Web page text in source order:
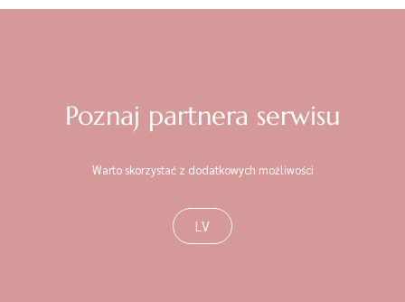
Poznaj partnera serwisu
Warto skorzystać z dodatkowych możliwości
LV